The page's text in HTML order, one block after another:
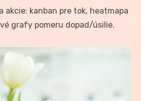
akcie: kanban pre tok, heatmapa
grafy pomeru dopad/úsilie.